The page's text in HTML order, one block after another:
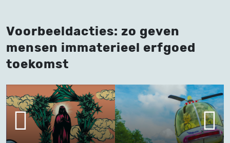
Voorbeeldacties: zo geven
mensen immaterieel erfgoed
toekomst